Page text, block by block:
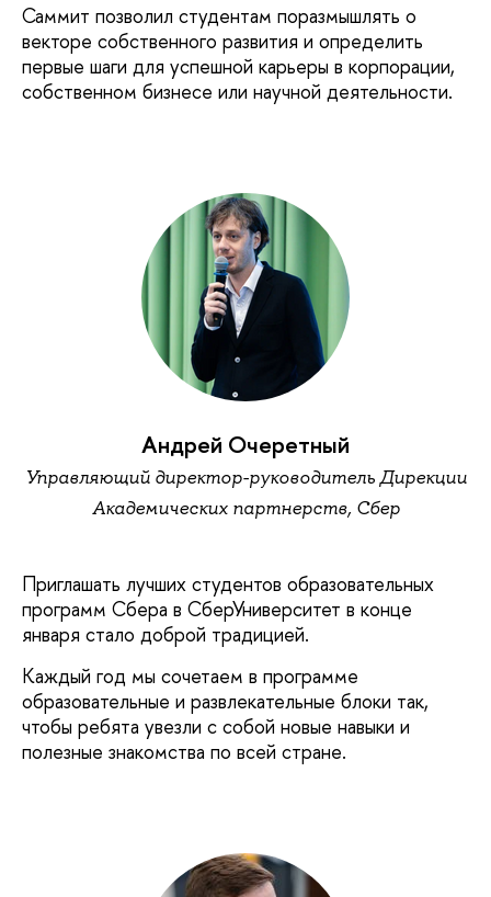
Саммит позволил студентам поразмышлять о
векторе собственного развития и определить
первые шаги для успешной карьеры в корпорации,
собственном бизнесе или научной деятельности.
Андрей Очеретный
Управляющий директор-руководитель Дирекции
Академических партнерств, Сбер
Приглашать лучших студентов образовательных
программ Сбера в СберУниверситет в конце
января стало доброй традицией.
Каждый год мы сочетаем в программе
образовательные и развлекательные блоки так,
чтобы ребята увезли с собой новые навыки и
полезные знакомства по всей стране.